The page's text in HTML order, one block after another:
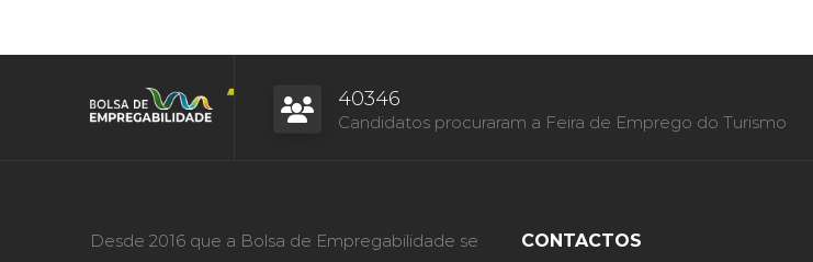
40346
Candidatos procuraram a Feira de Emprego do Turismo
Desde 2016 que a Bolsa de Empregabilidade se
CONTACTOS